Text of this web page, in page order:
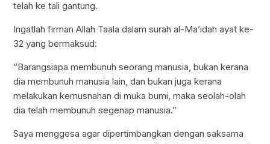
telah ke tali gantung.
Ingatlah firman Allah Taala dalam surah al-Ma’idah ayat ke-
32 yang bermaksud:
“Barangsiapa membunuh seorang manusia, bukan kerana
dia membunuh manusia lain, dan bukan juga kerana
melakukan kemusnahan di muka bumi, maka seolah-olah
dia telah membunuh segenap manusia.”
Saya menggesa agar dipertimbangkan dengan saksama